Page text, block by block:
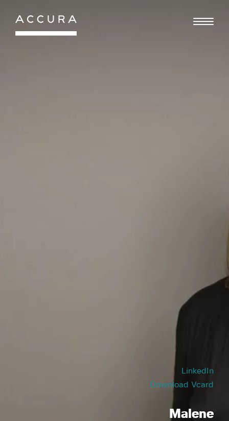
Gå
indhold
LinkedIn
Download Vcard
Malene